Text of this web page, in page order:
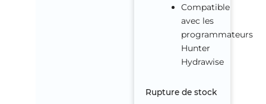
Compatible
avec les
programmateurs
Hunter
Hydrawise
Rupture de stock